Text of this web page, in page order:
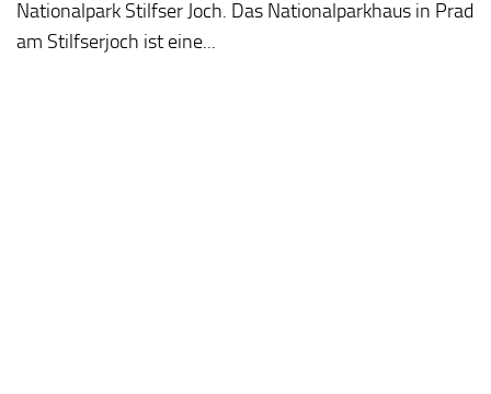
Nationalpark Stilfser Joch. Das Nationalparkhaus in Prad
am Stilfserjoch ist eine...